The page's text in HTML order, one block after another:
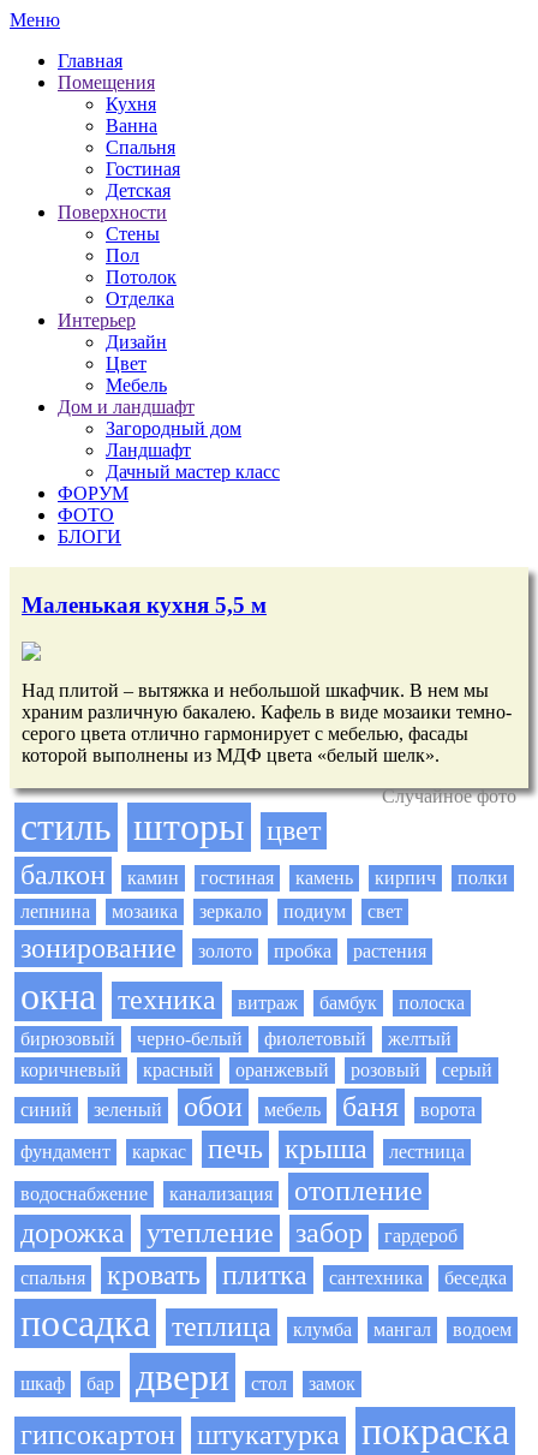
Меню
Главная
Помещения
Кухня
Ванна
Спальня
Гостиная
Детская
Поверхности
Стены
Пол
Потолок
Отделка
Интерьер
Дизайн
Цвет
Мебель
Дом и ландшафт
Загородный дом
Ландшафт
Дачный мастер класс
ФОРУМ
ФОТО
БЛОГИ
Маленькая кухня 5,5 м
Над плитой – вытяжка и небольшой шкафчик. В нем мы
храним различную бакалею. Кафель в виде мозаики темно-
серого цвета отлично гармонирует с мебелью, фасады
которой выполнены из МДФ цвета «белый шелк».
Случайное фото
стиль шторы
цвет
балкон
камин гостиная камень кирпич
полки
лепнина
мозаика зеркало подиум свет
зонирование золото пробка растения
окна техника витраж бамбук
полоска
бирюзовый
черно-белый фиолетовый
желтый
коричневый
красный оранжевый розовый
серый
синий
зеленый обои мебель баня ворота
фундамент каркас печь крыша лестница
водоснабжение канализация
отопление
дорожка
утепление забор гардероб
спальня кровать плитка сантехника беседка
посадка теплица клумба мангал водоем
шкаф бар двери стол замок
гипсокартон штукатурка покраска